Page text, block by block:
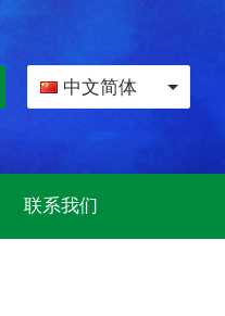
中文简体
联系我们